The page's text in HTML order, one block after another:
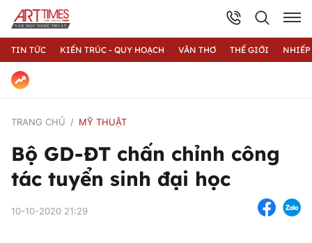
TIN TỨC KIẾN TRÚC - QUY HOẠCH VĂN THƠ THẾ GIỚI
TRANG CHỦ MỸ THUẬT
Bộ GD-ĐT chấn chỉnh công
tác tuyển sinh đại học
10-10-2020 21:29